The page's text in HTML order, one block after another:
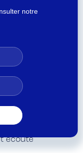
Les
aspects
écoute
notre